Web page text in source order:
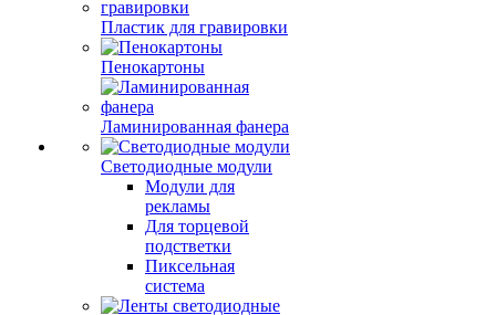
Пластик для гравировки
Пенокартоны
Ламинированная фанера
Светодиодные модули
Модули для
рекламы
Для торцевой
подстветки
Пиксельная
система